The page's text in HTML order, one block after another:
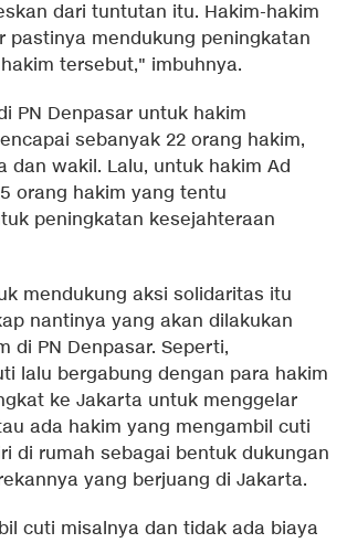
dari tuntutan itu. Hakim-hakim
pastinya mendukung peningkatan
tersebut," imbuhnya.
PN Denpasar untuk hakim
sebanyak 22 orang hakim,
dan wakil. Lalu, untuk hakim Ad
orang hakim yang tentu
peningkatan kesejahteraan
mendukung aksi solidaritas itu
nantinya yang akan dilakukan
di PN Denpasar. Seperti,
lalu bergabung dengan para hakim
ke Jakarta untuk menggelar
ada hakim yang mengambil cuti
di rumah sebagai bentuk dukungan
yang berjuang di Jakarta.
cuti misalnya dan tidak ada biaya